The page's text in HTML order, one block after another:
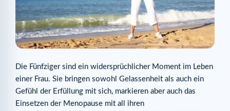
Die Fünfziger sind ein widersprüchlicher Moment im Leben
einer Frau. Sie bringen sowohl Gelassenheit als auch ein
Gefühl der Erfüllung mit sich, markieren aber auch das
Einsetzen der Menopause mit all ihren